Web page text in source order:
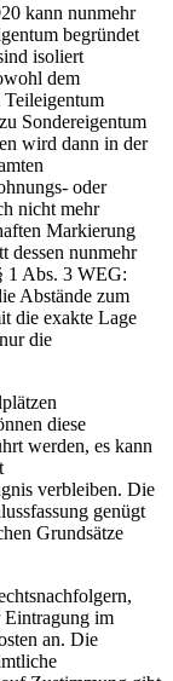
kann nunmehr
begründet
isoliert
dem
Teileigentum
Sondereigentum
wird dann in der
oder
nicht mehr
Markierung
dessen nunmehr
1 Abs. 3 WEG:
Abstände zum
die exakte Lage
die
diese
werden, es kann
verbleiben. Die
genügt
Grundsätze
Eintragung im
an. Die